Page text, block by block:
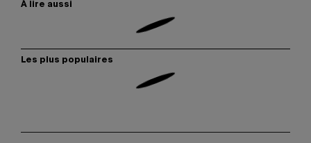
À lire aussi
Les plus populaires